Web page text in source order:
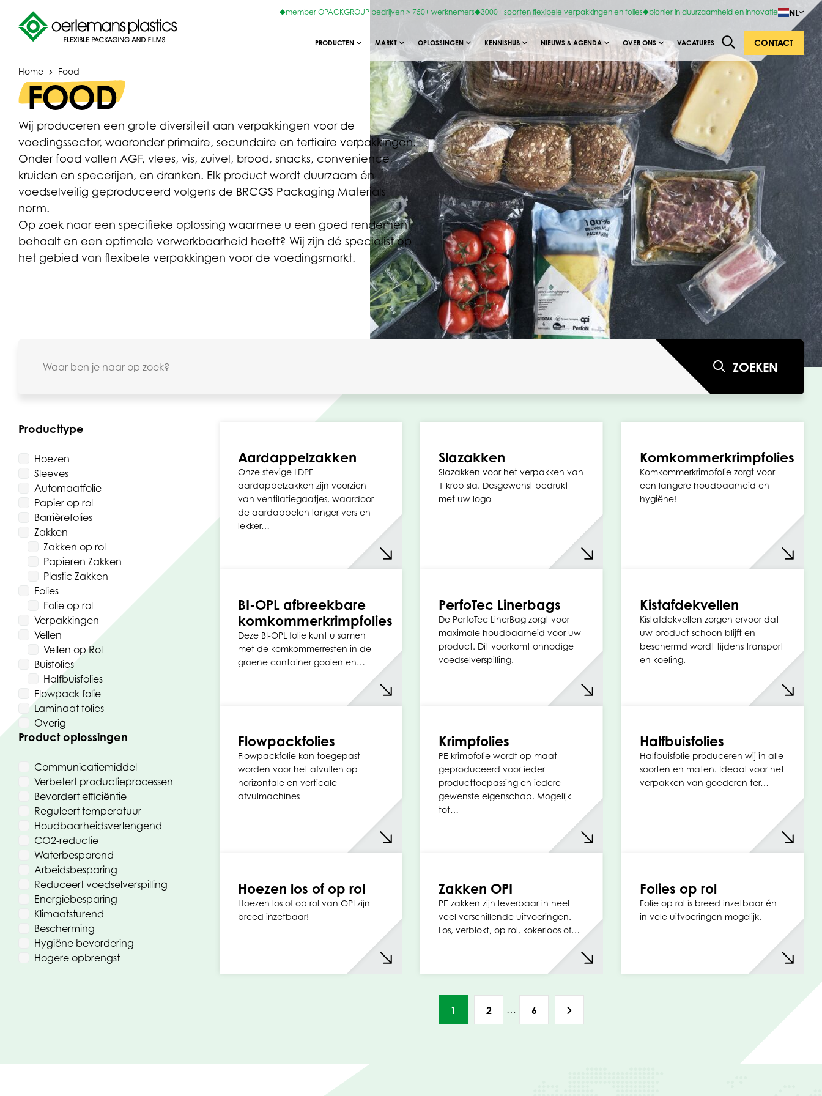
member OPACKGROUP bedrijven > 750+ werknemers 3000+ soorten flexibele verpakkingen en folies pionier in duurzaamheid en innovatie NL
PRODUCTEN MARKT OPLOSSINGEN KENNISHUB NIEUWS & AGENDA OVER ONS VACATURES CONTACT
Home Food
FOOD
Wij produceren een grote diversiteit aan verpakkingen voor de
voedingssector, waaronder primaire, secundaire en tertiaire verpakkingen.
Onder food vallen AGF, vlees, vis, zuivel, brood, snacks, convenience,
kruiden en specerijen, en dranken. Elk product wordt duurzaam én
voedselveilig geproduceerd volgens de BRCGS Packaging Materials-
norm.
Op zoek naar een specifieke oplossing waarmee u een goed rendement
behaalt en een optimale verwerkbaarheid heeft? Wij zijn dé specialist op
het gebied van flexibele verpakkingen voor de voedingsmarkt.
ZOEKEN
Producttype
Hoezen
Sleeves
Automaatfolie
Papier op rol
Barrièrefolies
Zakken
Zakken op rol
Papieren Zakken
Plastic Zakken
Folies
Folie op rol
Verpakkingen
Vellen
Vellen op Rol
Buisfolies
Halfbuisfolies
Flowpack folie
Laminaat folies
Overig
Product oplossingen
Communicatiemiddel
Verbetert productieprocessen
Bevordert efficiëntie
Reguleert temperatuur
Houdbaarheidsverlengend
CO2-reductie
Waterbesparend
Arbeidsbesparing
Reduceert voedselverspilling
Energiebesparing
Klimaatsturend
Bescherming
Hygiëne bevordering
Hogere opbrengst
Aardappelzakken
Onze stevige LDPE
aardappelzakken zijn voorzien
van ventilatiegaatjes, waardoor
de aardappelen langer vers en
lekker…
Slazakken
Slazakken voor het verpakken van
1 krop sla. Desgewenst bedrukt
met uw logo
Komkommerkrimpfolies
Komkommerkrimpfolie zorgt voor
een langere houdbaarheid en
hygiëne!
BI-OPL afbreekbare
komkommerkrimpfolies
Deze BI-OPL folie kunt u samen
met de komkommerresten in de
groene container gooien en…
PerfoTec Linerbags
De PerfoTec LinerBag zorgt voor
maximale houdbaarheid voor uw
product. Dit voorkomt onnodige
voedselverspilling.
Kistafdekvellen
Kistafdekvellen zorgen ervoor dat
uw product schoon blijft en
beschermd wordt tijdens transport
en koeling.
Flowpackfolies
Flowpackfolie kan toegepast
worden voor het afvullen op
horizontale en verticale
afvulmachines
Krimpfolies
PE krimpfolie wordt op maat
geproduceerd voor ieder
producttoepassing en iedere
gewenste eigenschap. Mogelijk
tot…
Halfbuisfolies
Halfbuisfolie produceren wij in alle
soorten en maten. Ideaal voor het
verpakken van goederen ter…
Hoezen los of op rol
Hoezen los of op rol van OPI zijn
breed inzetbaar!
Zakken OPI
PE zakken zijn leverbaar in heel
veel verschillende uitvoeringen.
Los, verblokt, op rol, kokerloos of…
Folies op rol
Folie op rol is breed inzetbaar én
in vele uitvoeringen mogelijk.
1 2 … 6